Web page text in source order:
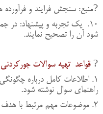
?منبع: سنجش فرایند و
۱۰. یک تجربه و پیشنهاد: در
شود آن را تصحیح نمایند.
? قواعد تهیه سوالات جورکردنی
۱. اطلاعات کامل درباره
راهنمای سوال نوشته شود.
۲. موضوعات مهم مرتبط با هدف های آموزشی در سوال لحاظ شود.